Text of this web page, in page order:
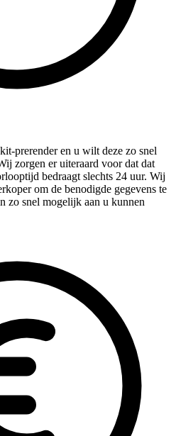
prerender en u wilt deze zo snel
zorgen er uiteraard voor dat dat
bedraagt slechts 24 uur. Wij
om de benodigde gegevens te
zo snel mogelijk aan u kunnen